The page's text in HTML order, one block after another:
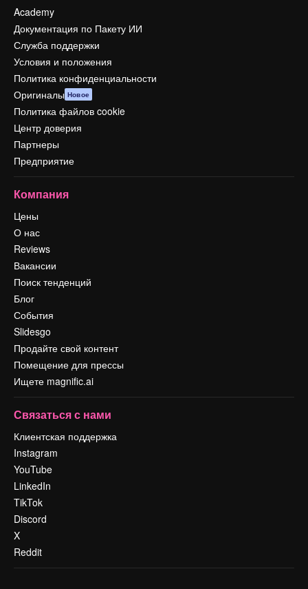
Academy
Документация по Пакету ИИ
Служба поддержки
Условия и положения
Политика конфиденциальности
Оригиналы Новое
Политика файлов cookie
Центр доверия
Партнеры
Предприятие
Компания
Цены
О нас
Reviews
Вакансии
Поиск тенденций
Блог
События
Slidesgo
Продайте свой контент
Помещение для прессы
Ищете magnific.ai
Связаться с нами
Клиентская поддержка
Instagram
YouTube
LinkedIn
TikTok
Discord
X
Reddit